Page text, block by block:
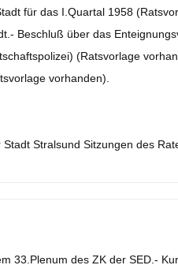
für das I.Quartal 1958
Beschluß über das
(Ratsvorlage
vorhanden).
Stralsund Sitzungen des
33.Plenum des ZK der SED.-